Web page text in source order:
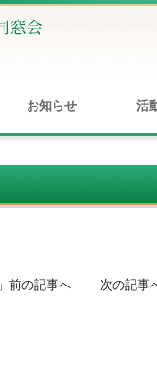
お知らせ 活
」前の記事へ 次の記事